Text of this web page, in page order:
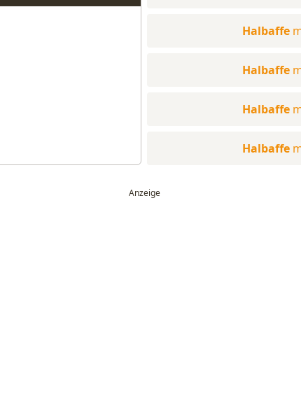
Halbaffe
Halbaffe
Halbaffe
Halbaffe